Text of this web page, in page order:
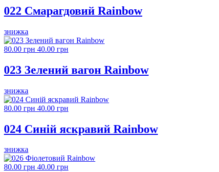
022 Смарагдовий Rainbow
знижка
80.00 грн 40.00 грн
023 Зелений вагон Rainbow
знижка
80.00 грн 40.00 грн
024 Синій яскравий Rainbow
знижка
80.00 грн 40.00 грн